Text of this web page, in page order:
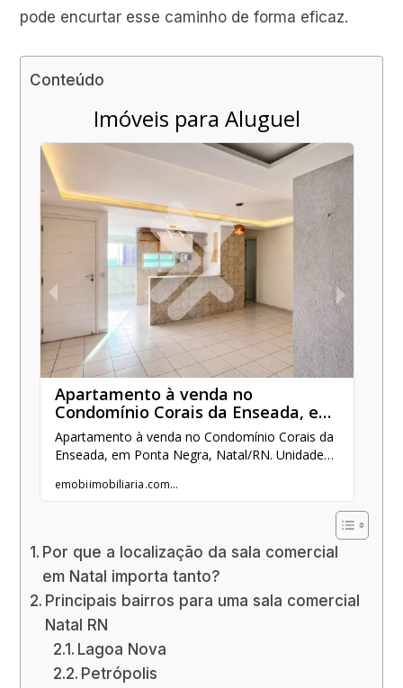
pode encurtar esse caminho de forma eficaz.
Conteúdo
Por que a localização da sala comercial
em Natal importa tanto?
Principais bairros para uma sala comercial
Natal RN
Lagoa Nova
Petrópolis